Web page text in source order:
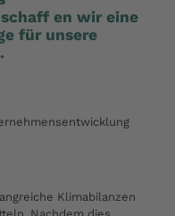
en wir eine
für unsere
Klimabilanzen